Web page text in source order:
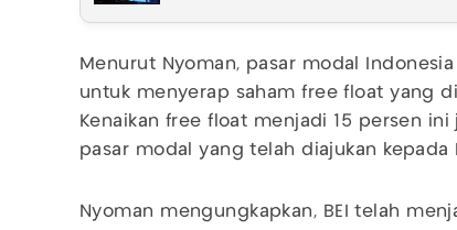
Menurut Nyoman, pasar modal
untuk menyerap saham free float yang
Kenaikan free float menjadi 15 persen
pasar modal yang telah diajukan kepada
Nyoman mengungkapkan, BEI telah